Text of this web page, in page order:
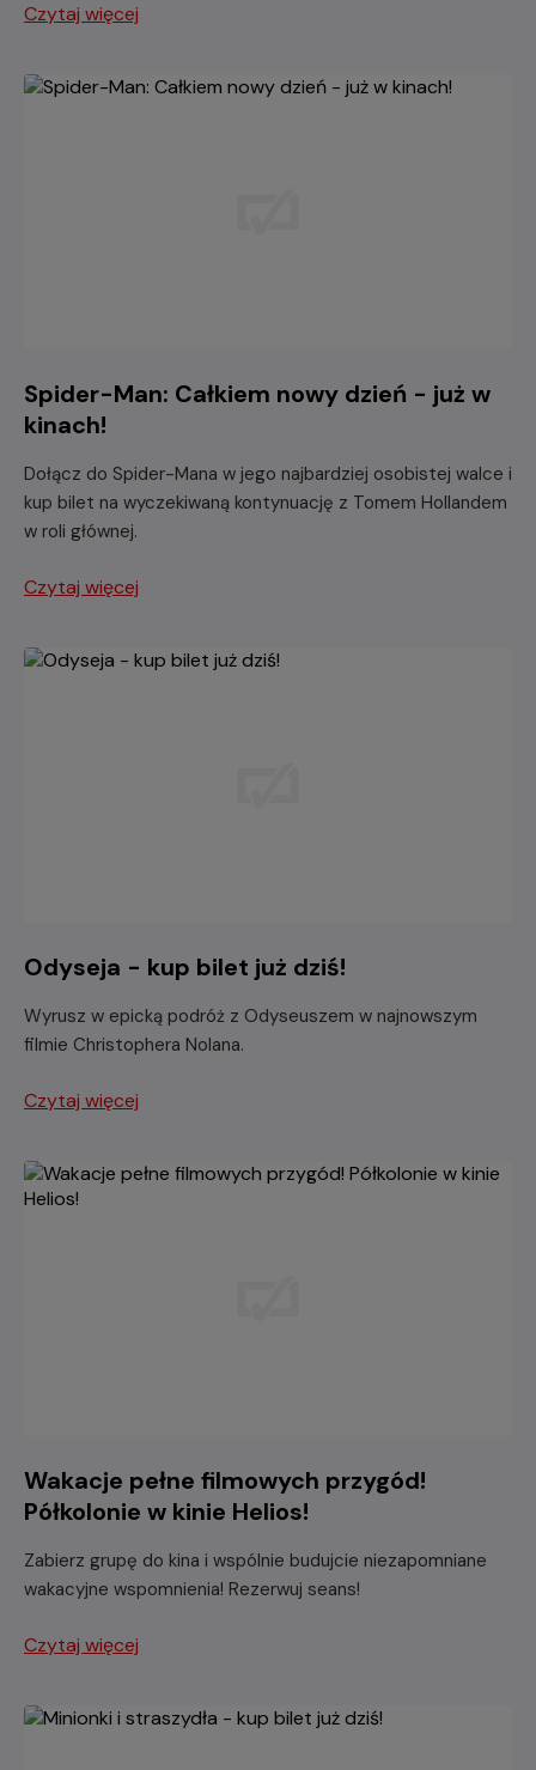
Czytaj więcej
Spider-Man: Całkiem nowy dzień - już w
kinach!
Dołącz do Spider-Mana w jego najbardziej osobistej walce i
kup bilet na wyczekiwaną kontynuację z Tomem Hollandem
w roli głównej.
Czytaj więcej
Odyseja - kup bilet już dziś!
Wyrusz w epicką podróż z Odyseuszem w najnowszym
filmie Christophera Nolana.
Czytaj więcej
Wakacje pełne filmowych przygód!
Półkolonie w kinie Helios!
Zabierz grupę do kina i wspólnie budujcie niezapomniane
wakacyjne wspomnienia! Rezerwuj seans!
Czytaj więcej